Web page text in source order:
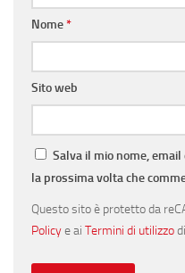
Nome*
Sito web
Salva il mio nome,
la prossima volta che
Questo sito è protetto da
Policye ai Termini di utilizzo